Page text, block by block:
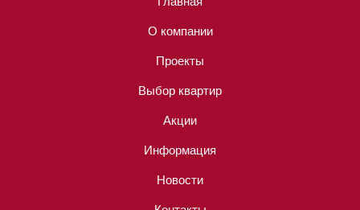
О компании
Проекты
Выбор квартир
Акции
Информация
Новости